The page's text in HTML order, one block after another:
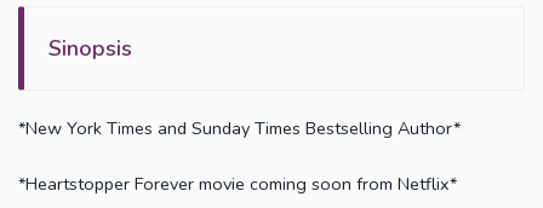
Sinopsis
*New York Times and Sunday Times Bestselling Author*
*Heartstopper Forever movie coming soon from Netflix*